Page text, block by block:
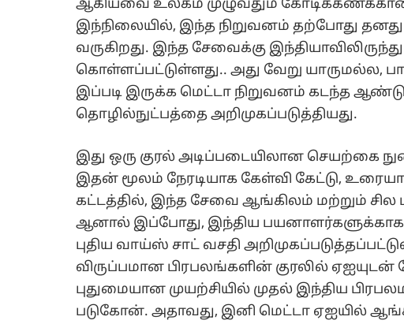
ஆகியவை உலகம் முழுவதும்
இந்நிலையில், இந்த நிறுவனம் தற்போது
வருகிறது. இந்த சேவைக்கு
கொள்ளப்பட்டுள்ளது.. அது வேறு யாருமல்ல,
இப்படி இருக்க மெட்டா நிறுவனம் கடந்த ஆண்டு
தொழில்நுட்பத்தை அறிமுகப்படுத்தியது.
இது ஒரு குரல் அடிப்படையிலான செயற்கை
இதன் மூலம் நேரடியாக கேள்வி கேட்டு,
கட்டத்தில், இந்த சேவை ஆங்கிலம் மற்றும் சில
ஆனால் இப்போது, இந்திய பயனாளர்களுக்காக
புதிய வாய்ஸ் சாட் வசதி
விருப்பமான பிரபலங்களின் குரலில்
புதுமையான முயற்சியில் முதல் இந்திய
படுகோன். அதாவது, இனி மெட்டா ஏஐயில்